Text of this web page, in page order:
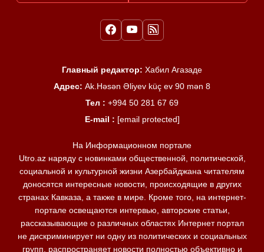
Главный редактор: Хабил Агазаде
Адрес: Ak.Həsən Əliyev küç ev 90 mən 8
Тел : +994 50 281 67 69
E-mail : [email protected]
На Информационном портале
Utro.az наряду с новинками общественной, политической,
социальной и культурной жизни Азербайджана читателям
доносятся интересные новости, происходящие в других
странах Кавказа, а также в мире. Кроме того, на интернет-
портале освещаются интервью, авторские статьи,
рассказывающие о различных областях Интернет портал
не дискриминирует ни одну из политических и социальных
групп, распространяет новости полностью объективно и